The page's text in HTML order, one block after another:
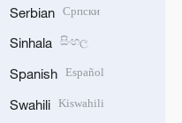
Serbian Српски
Sinhala සිංහල
Spanish Español
Swahili Kiswahili